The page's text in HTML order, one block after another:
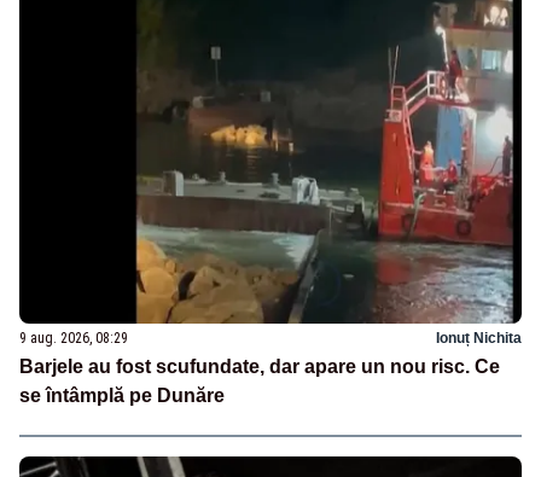
9 aug. 2026, 08:29 Ionuț Nichita
Barjele au fost scufundate, dar apare un nou risc. Ce
se întâmplă pe Dunăre